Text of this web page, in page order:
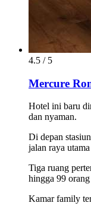
4.5 / 5
Mercure
Hotel ini baru
dan nyaman.
Di depan
jalan raya utama
Tiga ruang
hingga 99 orang
Kamar family